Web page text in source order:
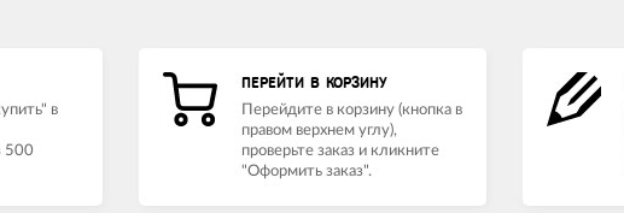
в
500
ПЕРЕЙТИ В КОРЗИНУ
Перейдите в корзину (кнопка в
правом верхнем углу),
проверьте заказ и кликните
"Оформить заказ".